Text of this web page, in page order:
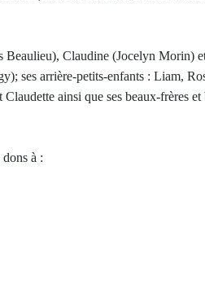
Claudine (Jocelyn Morin)
ses arrière-petits-enfants : Liam,
ainsi que ses beaux-frères
à :